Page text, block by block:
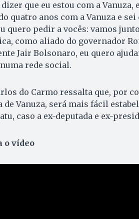
dizer que eu estou com a Vanuza,
quatro anos com a Vanuza e
quero pedir a vocês: vamos
como aliado do governador
Jair Bolsonaro, eu quero
rede social.
do Carmo ressalta que, por
Vanuza, será mais fácil
caso a ex-deputada e ex-
o vídeo